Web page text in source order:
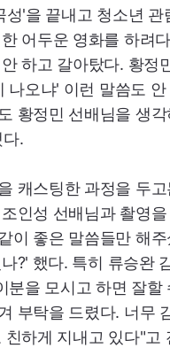
성'을 끝내고 청소년 관
어두운 영화를 하려
하고 갈아탔다. 황정
나오냐' 이런 말씀도 안
황정민 선배님을 생각
.
캐스팅한 과정을 두
인성 선배님과 촬영
이 좋은 말씀들만 해
?' 했다. 특히 류승완
분을 모시고 하면 잘할
부탁을 드렸다. 너무
친하게 지내고 있다"고